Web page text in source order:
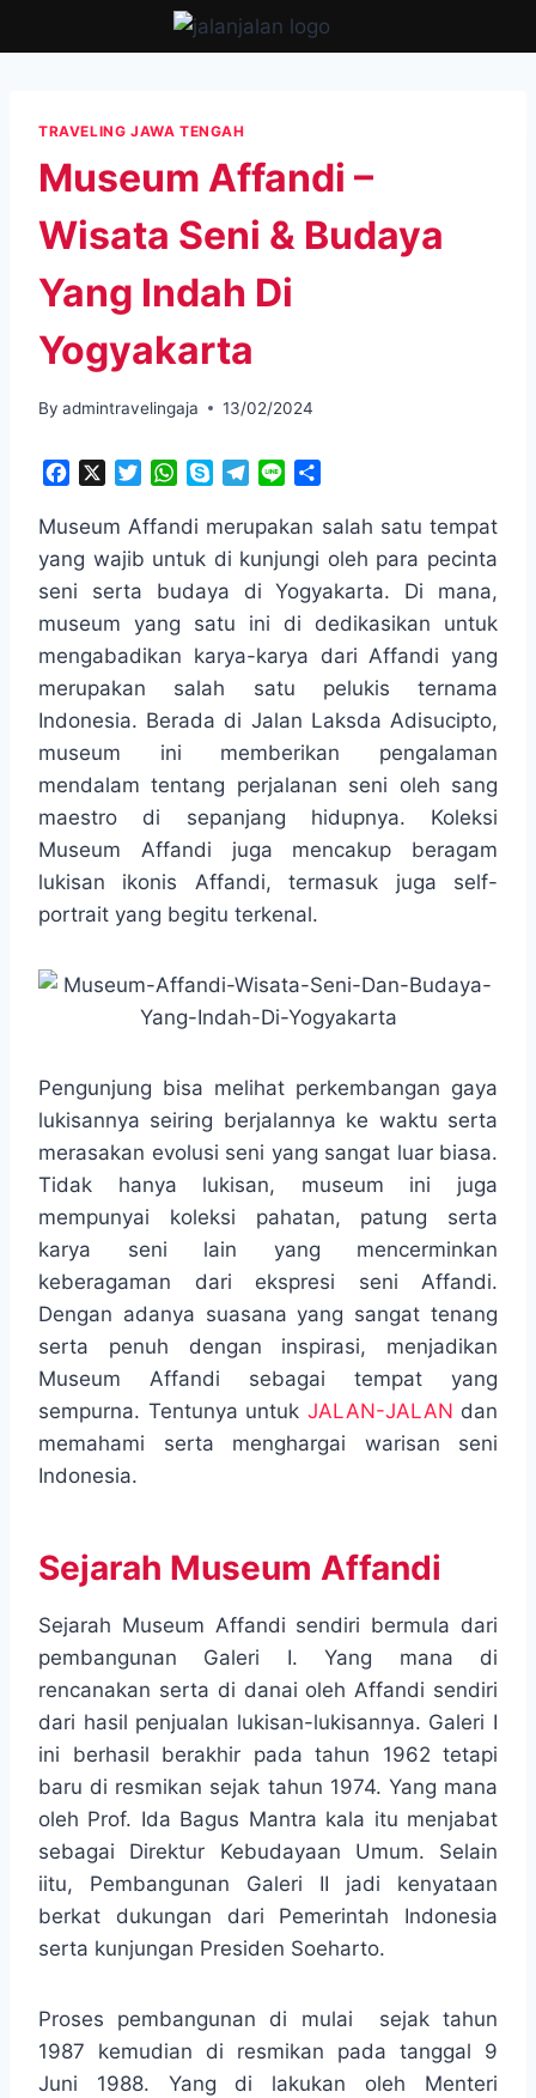
to
TRAVELING JAWA TENGAH
Museum Affandi –
Wisata Seni & Budaya
Yang Indah Di
Yogyakarta
By admintravelingaja 13/02/2024
c
e
b
o
o
k
i
t
r
W
a
t
A
p
p
y
p
l
e
g
r
a
m
n
e
a
Museum Affandi merupakan salah satu tempat
yang wajib untuk di kunjungi oleh para pecinta
seni serta budaya di Yogyakarta. Di mana,
museum yang satu ini di dedikasikan untuk
mengabadikan karya-karya dari Affandi yang
merupakan salah satu pelukis ternama
Indonesia. Berada di Jalan Laksda Adisucipto,
museum ini memberikan pengalaman
mendalam tentang perjalanan seni oleh sang
maestro di sepanjang hidupnya. Koleksi
Museum Affandi juga mencakup beragam
lukisan ikonis Affandi, termasuk juga self-
portrait yang begitu terkenal.
Pengunjung bisa melihat perkembangan gaya
lukisannya seiring berjalannya ke waktu serta
merasakan evolusi seni yang sangat luar biasa.
Tidak hanya lukisan, museum ini juga
mempunyai koleksi pahatan, patung serta
karya seni lain yang mencerminkan
keberagaman dari ekspresi seni Affandi.
Dengan adanya suasana yang sangat tenang
serta penuh dengan inspirasi, menjadikan
Museum Affandi sebagai tempat yang
sempurna. Tentunya untuk JALAN-JALAN dan
memahami serta menghargai warisan seni
Indonesia.
Sejarah Museum Affandi
Sejarah Museum Affandi sendiri bermula dari
pembangunan Galeri I. Yang mana di
rencanakan serta di danai oleh Affandi sendiri
dari hasil penjualan lukisan-lukisannya. Galeri I
ini berhasil berakhir pada tahun 1962 tetapi
baru di resmikan sejak tahun 1974. Yang mana
oleh Prof. Ida Bagus Mantra kala itu menjabat
sebagai Direktur Kebudayaan Umum. Selain
iitu, Pembangunan Galeri II jadi kenyataan
berkat dukungan dari Pemerintah Indonesia
serta kunjungan Presiden Soeharto.
Proses pembangunan di mulai sejak tahun
1987 kemudian di resmikan pada tanggal 9
Juni 1988. Yang di lakukan oleh Menteri